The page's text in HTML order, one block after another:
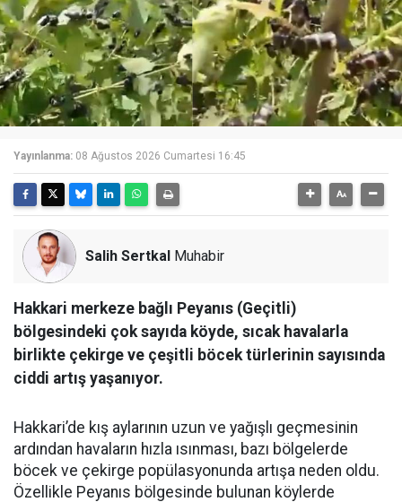
Yayınlanma: 08 Ağustos 2026 Cumartesi 16:45
Salih Sertkal Muhabir
Hakkari merkeze bağlı Peyanıs (Geçitli)
bölgesindeki çok sayıda köyde, sıcak havalarla
birlikte çekirge ve çeşitli böcek türlerinin sayısında
ciddi artış yaşanıyor.
Hakkari’de kış aylarının uzun ve yağışlı geçmesinin
ardından havaların hızla ısınması, bazı bölgelerde
böcek ve çekirge popülasyonunda artışa neden oldu.
Özellikle Peyanıs bölgesinde bulunan köylerde